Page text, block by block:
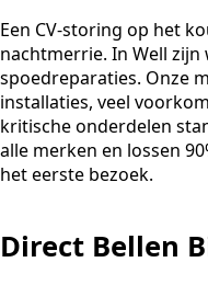
Een CV-storing op het
nachtmerrie. In Well
spoedreparaties. Onze
installaties, veel
kritische onderdelen
alle merken en lossen
het eerste bezoek.
Direct Bellen